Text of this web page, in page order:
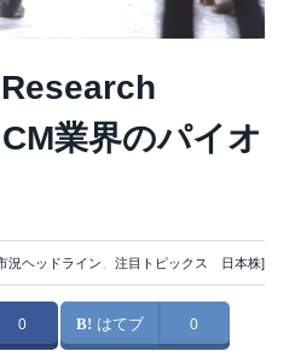
業界のパイオ
況ヘッドライン、 注目トピックス 日本株]
0 はてブ 0